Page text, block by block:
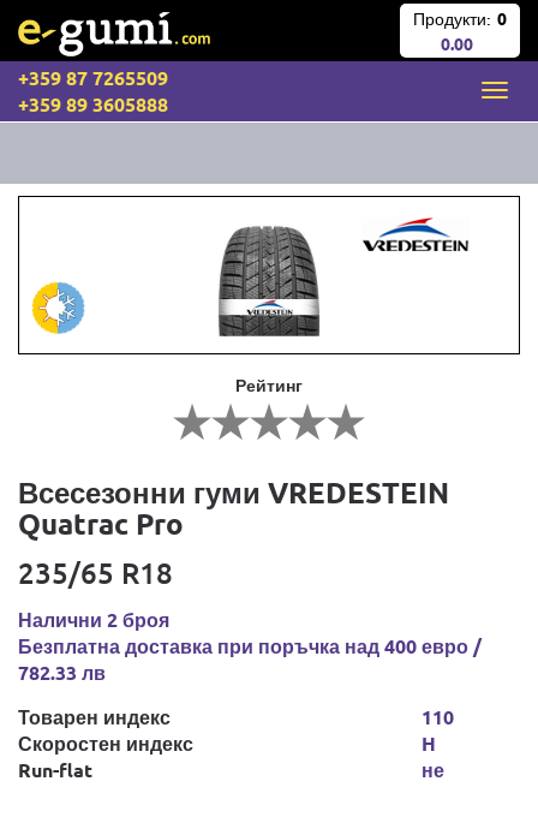
Продукти: 0
0.00
+359 87 7265509
+359 89 3605888
Рейтинг
Всесезонни гуми VREDESTEIN
Quatrac Pro
235/65 R18
Налични 2 броя
Безплатна доставка при поръчка над 400 евро /
782.33 лв
Товарен индекс
Скоростен индекс
Run-flat
110
H
не